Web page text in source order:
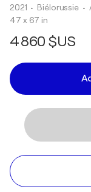
2021 • Biélorussie •
47 x 67 in
4 860 $US